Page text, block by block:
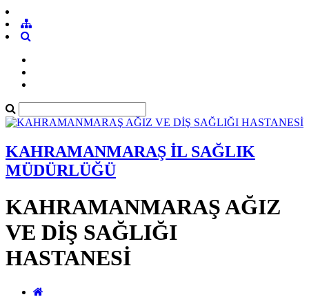
KAHRAMANMARAŞ İL SAĞLIK
MÜDÜRLÜĞÜ
KAHRAMANMARAŞ AĞIZ
VE DİŞ SAĞLIĞI
HASTANESİ